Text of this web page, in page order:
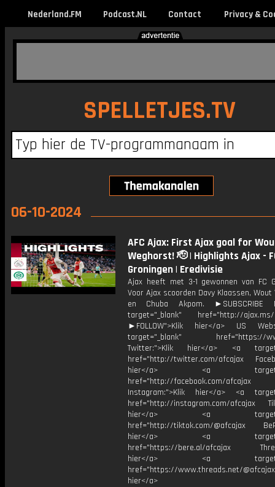
Nederland.FM Podcast.NL Contact Privacy &
SPELLETJES.TV
06-10-2024
AFC Ajax: First Ajax goal for
Weghorst! 🫡 | Highlights Ajax -
Groningen | Eredivisie
Ajax heeft met 3-1 gewonnen van FC
Voor Ajax scoorden Davy Klaassen,
en Chuba Akpom. ►SUBSCRIBE
target="_blank" href="http://ajax.ms/
►FOLLOW">Klik hier</a> US
target="_blank" href="https://
Twitter:">Klik hier</a> <a
href="http://twitter.com/afcajax
hier</a> <a
href="http://facebook.com/afcajax
Instagram:">Klik hier</a> <a
href="http://instagram.com/afcajax
hier</a> <a
href="http://tiktok.com/@afcajax
hier</a> <a
href="https://bere.al/afcajax
hier</a> <a
href="https://www.threads.net/
hier</a>